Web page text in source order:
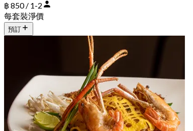
฿ 850 / 1-2
每套裝淨價
預訂